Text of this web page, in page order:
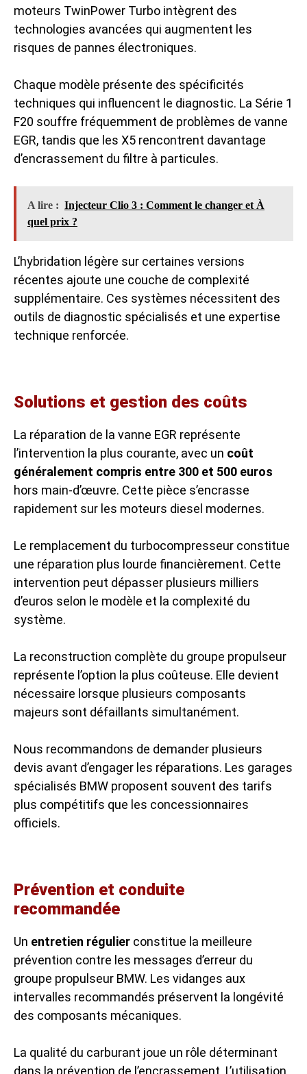
moteurs TwinPower Turbo intègrent des
technologies avancées qui augmentent les
risques de pannes électroniques.
Chaque modèle présente des spécificités
techniques qui influencent le diagnostic. La Série 1
F20 souffre fréquemment de problèmes de vanne
EGR, tandis que les X5 rencontrent davantage
d’encrassement du filtre à particules.
A lire : Injecteur Clio 3 : Comment le changer et À
quel prix ?
L’hybridation légère sur certaines versions
récentes ajoute une couche de complexité
supplémentaire. Ces systèmes nécessitent des
outils de diagnostic spécialisés et une expertise
technique renforcée.
Solutions et gestion des coûts
La réparation de la vanne EGR représente
l’intervention la plus courante, avec un coût
généralement compris entre 300 et 500 euros
hors main-d’œuvre. Cette pièce s’encrasse
rapidement sur les moteurs diesel modernes.
Le remplacement du turbocompresseur constitue
une réparation plus lourde financièrement. Cette
intervention peut dépasser plusieurs milliers
d’euros selon le modèle et la complexité du
système.
La reconstruction complète du groupe propulseur
représente l’option la plus coûteuse. Elle devient
nécessaire lorsque plusieurs composants
majeurs sont défaillants simultanément.
Nous recommandons de demander plusieurs
devis avant d’engager les réparations. Les garages
spécialisés BMW proposent souvent des tarifs
plus compétitifs que les concessionnaires
officiels.
Prévention et conduite
recommandée
Un entretien régulier constitue la meilleure
prévention contre les messages d’erreur du
groupe propulseur BMW. Les vidanges aux
intervalles recommandés préservent la longévité
des composants mécaniques.
La qualité du carburant joue un rôle déterminant
dans la prévention de l’encrassement. L’utilisation